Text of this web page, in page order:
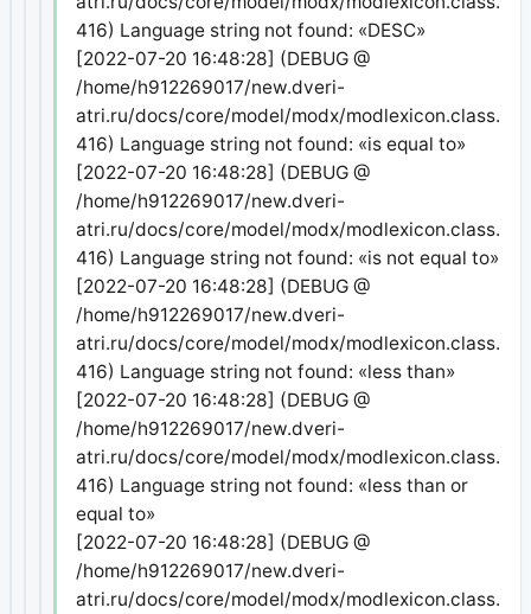
416) Language string not found: «DESC»
[2022-07-20 16:48:28] (DEBUG @
/home/h912269017/new.dveri-
atri.ru/docs/core/model/modx/
416) Language string not found: «is equal to»
[2022-07-20 16:48:28] (DEBUG @
/home/h912269017/new.dveri-
atri.ru/docs/core/model/modx/
416) Language string not found: «is not equal to»
[2022-07-20 16:48:28] (DEBUG @
/home/h912269017/new.dveri-
atri.ru/docs/core/model/modx/
416) Language string not found: «less than»
[2022-07-20 16:48:28] (DEBUG @
/home/h912269017/new.dveri-
atri.ru/docs/core/model/modx/
416) Language string not found: «less than or
equal to»
[2022-07-20 16:48:28] (DEBUG @
/home/h912269017/new.dveri-
atri.ru/docs/core/model/modx/